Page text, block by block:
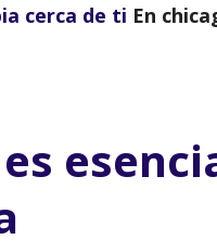
cerca de ti En